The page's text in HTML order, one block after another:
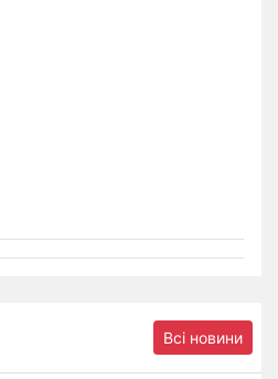
Всі новини